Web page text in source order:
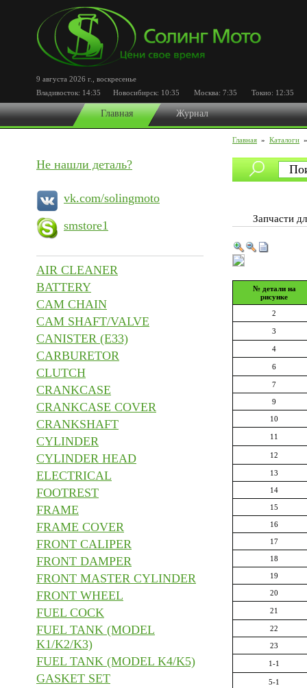
9 августа 2026 г.
воскресенье
Владивосток: 14:35 Новосибирск: 10:35 Москва: 7:35 Токио: 12:35
Главная Журнал
Главная » Каталоги
Не нашли деталь?
vk.com/solingmoto
smstore1
AIR CLEANER
BATTERY
CAM CHAIN
CAM SHAFT/VALVE
CANISTER (E33)
CARBURETOR
CLUTCH
CRANKCASE
CRANKCASE COVER
CRANKSHAFT
CYLINDER
CYLINDER HEAD
ELECTRICAL
FOOTREST
FRAME
FRAME COVER
FRONT CALIPER
FRONT DAMPER
FRONT MASTER CYLINDER
FRONT WHEEL
FUEL COCK
FUEL TANK (MODEL
K1/K2/K3)
FUEL TANK (MODEL K4/K5)
GASKET SET
Запчасти
№ детали на
рисунке
2
3
4
6
7
9
10
11
12
13
14
15
16
17
18
19
20
21
22
23
1-1
5-1